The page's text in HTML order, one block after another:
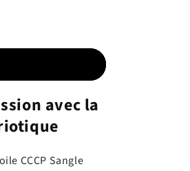
avec la
CCCP Sangle